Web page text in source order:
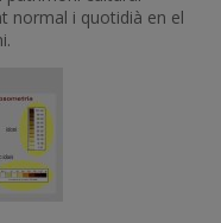
normal i quotidià en el